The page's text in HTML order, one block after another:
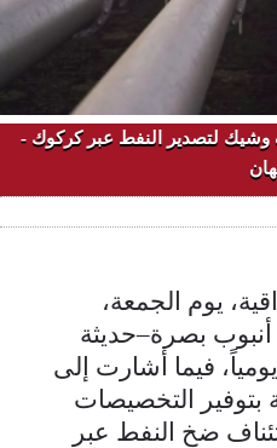
وشيك لتصدير النفط عبر كركوك -
يوم الجمعة،
أنبوب بصرة–حديثة
يومياً، فيما أشارت إلى
بتوفير التخصيصات
ضخ النفط عبر